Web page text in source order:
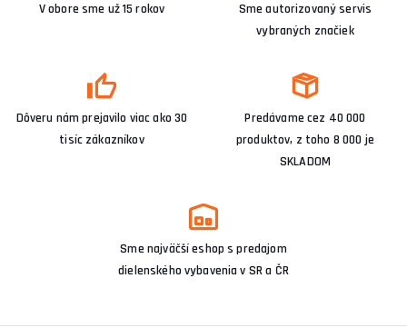
V obore sme už 15 rokov
Sme autorizovaný servis
vybraných značiek
Dôveru nám prejavilo viac ako 30
tisíc zákazníkov
Predávame cez 40 000
produktov, z toho 8 000 je
SKLADOM
Sme najväčší eshop s predajom
dielenského vybavenia v SR a ČR